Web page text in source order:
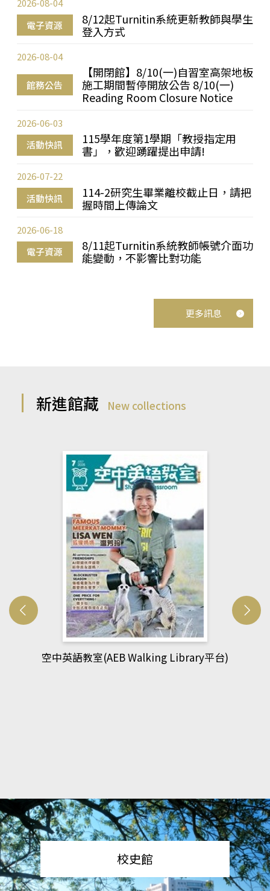
電子資源
8/12起Turnitin系統更新教師與學生
登入方式
2026-08-04
館務公告
【開閉館】8/10(一)自習室高架地板
施工期間暫停開放公告 8/10(一)
Reading Room Closure Notice
2026-08-04
活動快訊
115學年度第1學期「教授指定用
書」，歡迎踴躍提出申請!
2026-06-03
活動快訊
114-2研究生畢業離校截止日，請把
握時間上傳論文
2026-07-22
電子資源
8/11起Turnitin系統教師帳號介面功
能變動，不影響比對功能
2026-06-18
更多訊息
新進館藏 New collections
網管人(kono平台)
校史館